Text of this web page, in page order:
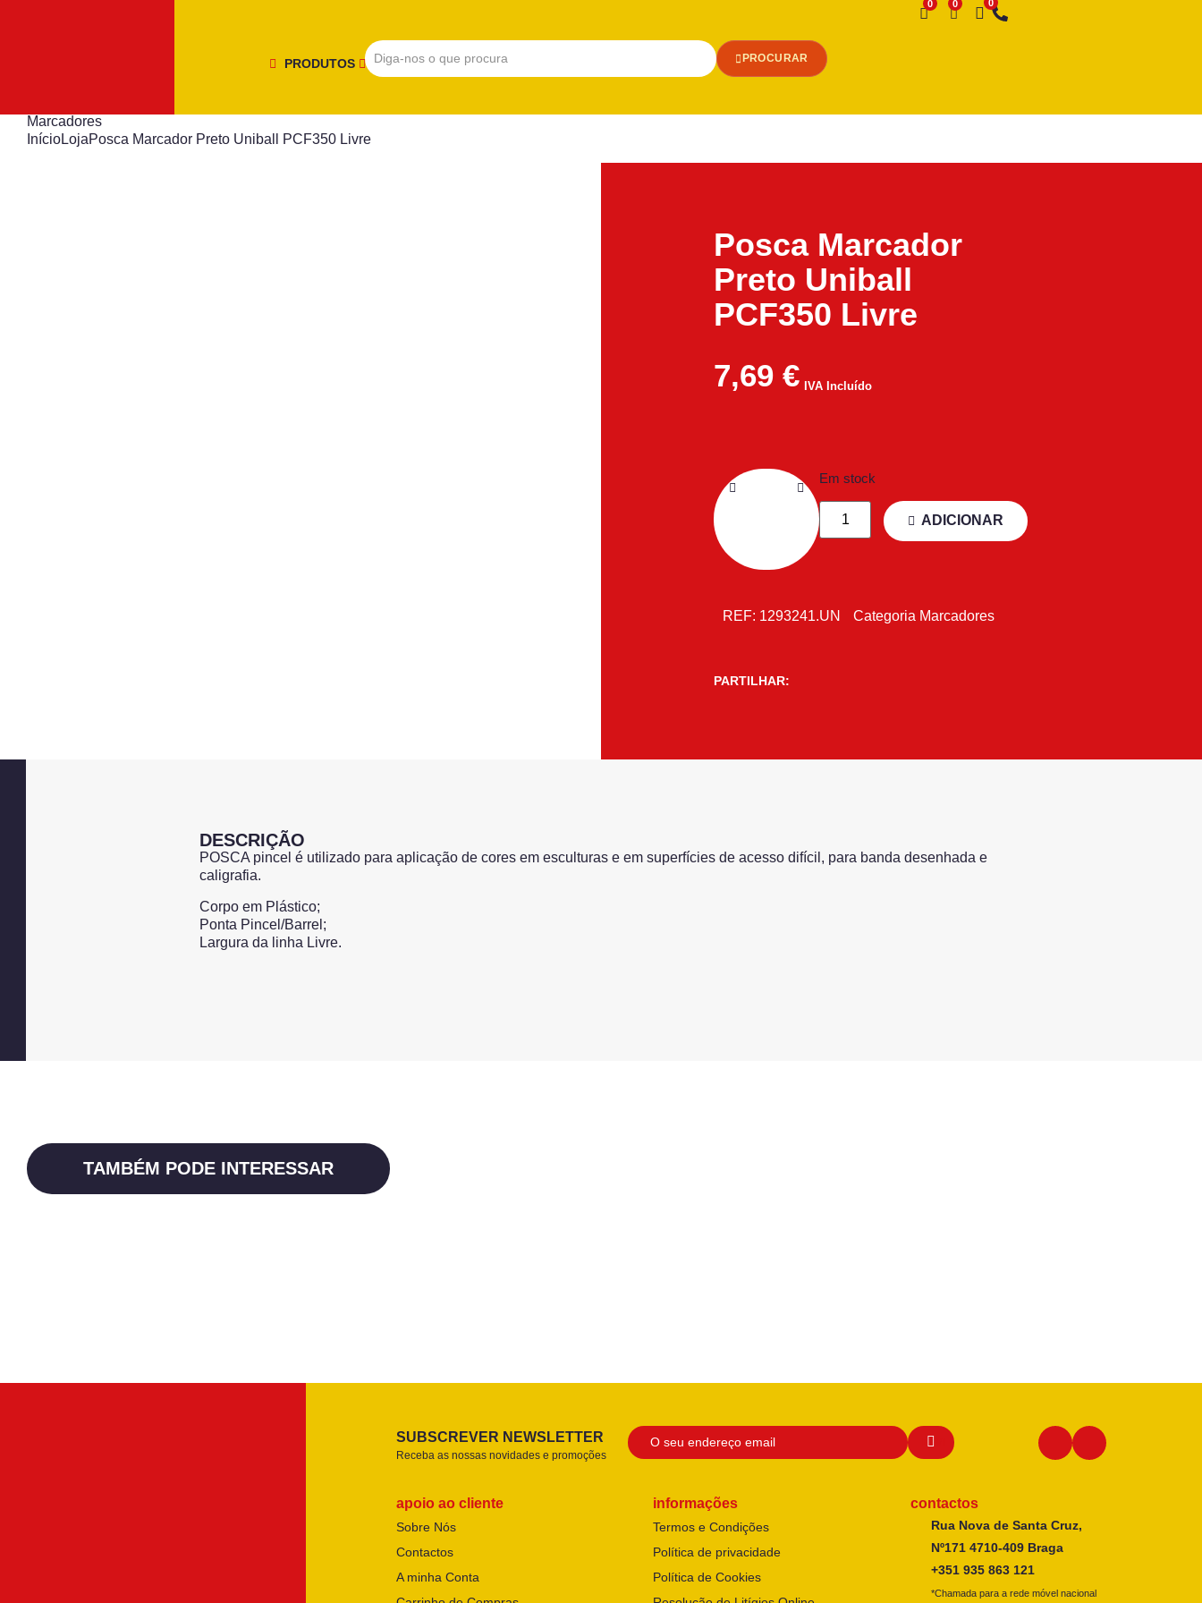
PRODUTOS PROCURAR
Desejo
Marcadores
InícioLojaPosca Marcador Preto Uniball PCF350 Livre
Posca Marcador
Preto Uniball
PCF350 Livre
7,69 € IVA Incluído
Em stock
ADICIONAR
REF: 1293241.UN Categoria Marcadores
PARTILHAR:
DESCRIÇÃO
POSCA pincel é utilizado para aplicação de cores em esculturas e em superfícies de acesso difícil, para banda desenhada e
caligrafia.
Corpo em Plástico;
Ponta Pincel/Barrel;
Largura da linha Livre.
TAMBÉM PODE INTERESSAR
SUBSCREVER NEWSLETTER
Receba as nossas novidades e promoções
apoio ao cliente
Sobre Nós
Contactos
A minha Conta
informações
Termos e Condições
Política de privacidade
Política de Cookies
contactos
Rua Nova de Santa Cruz,
Nº171 4710-409 Braga
+351 935 863 121
*Chamada para a rede móvel nacional